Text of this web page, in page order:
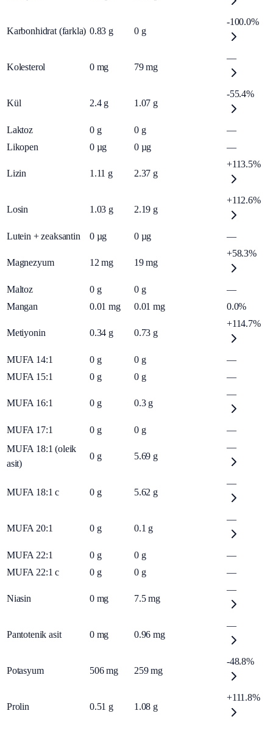
Karbonhidrat (farkla) 0.83 g 0 g
-100.0%
Kolesterol 0 mg 79 mg
—
Kül 2.4 g 1.07 g
-55.4%
Laktoz 0 g 0 g
—
Likopen
0 µg 0 µg —
Lizin 1.11 g 2.37 g
+113.5%
Losin 1.03 g 2.19 g
+112.6%
Lutein + zeaksantin 0 µg 0 µg —
Magnezyum 12 mg 19 mg
+58.3%
Maltoz 0 g 0 g
—
Mangan
0.01 mg 0.01 mg 0.0%
Metiyonin 0.34 g 0.73 g
+114.7%
MUFA 14:1 0 g 0 g
—
MUFA 15:1
0 g 0 g —
MUFA 16:1 0 g 0.3 g
—
MUFA 17:1 0 g 0 g
—
MUFA 18:1 (oleik
asit)
0 g 5.69 g
—
MUFA 18:1 c 0 g 5.62 g
—
MUFA 20:1 0 g 0.1 g
—
MUFA 22:1 0 g 0 g
—
MUFA 22:1 c
0 g 0 g —
Niasin 0 mg 7.5 mg
—
Pantotenik asit 0 mg 0.96 mg
—
Potasyum 506 mg 259 mg
-48.8%
Prolin 0.51 g 1.08 g
+111.8%